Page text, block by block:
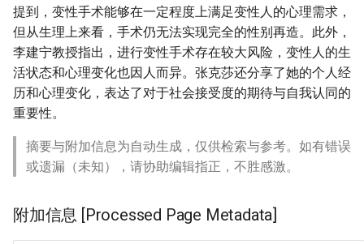
提到，变性手术能够在一定程度上满足变性人的心理需求，
但从生理上来看，手术仍无法实现完全的性别再造。此外，
李建宁教授指出，进行变性手术存在较大风险，变性人的生
活状态和心理变化也因人而异。张克莎还分享了她的个人经
历和心理变化，表达了对于社会接受度的期待与自我认同的
重要性。
摘要与附加信息为自动生成，仅供检索与参考。如有错误
或遗漏（未知），请协助编辑指正，不胜感激。
附加信息 [Processed Page Metadata]